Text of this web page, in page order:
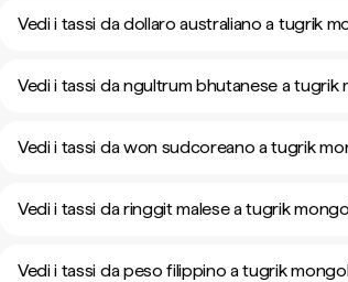
Vedi i tassi da dollaro australiano a tugrik
Vedi i tassi da ngultrum bhutanese a tugrik
Vedi i tassi da won sudcoreano a tugrik
Vedi i tassi da ringgit malese a tugrik
Vedi i tassi da peso filippino a tugrik